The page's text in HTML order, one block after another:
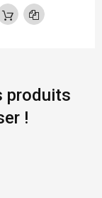
produits
!